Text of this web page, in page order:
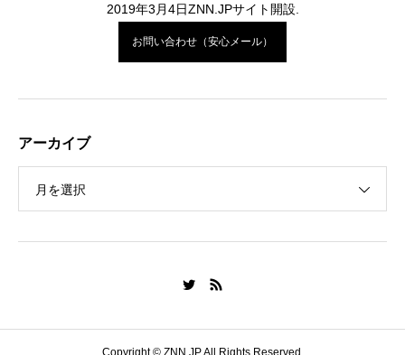
2019年3月4日ZNN.JPサイト開設.
お問い合わせ（安心メール）
アーカイブ
月を選択
Copyright © ZNN.JP All Rights Reserved.